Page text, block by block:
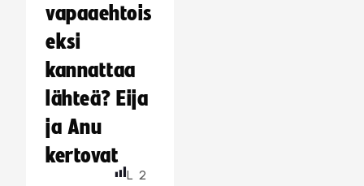
vapaaehtois
eksi
kannattaa
lähteä? Eija
ja Anu
kertovat
L 2